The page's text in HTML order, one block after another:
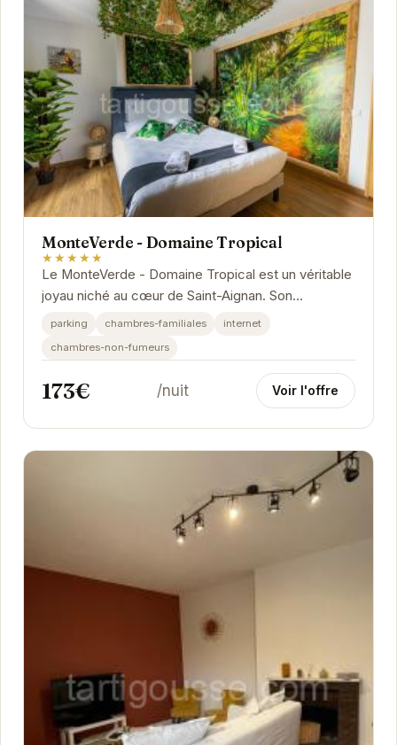
MonteVerde - Domaine Tropical
★★★★★
Le MonteVerde - Domaine Tropical est un véritable
joyau niché au cœur de Saint-Aignan. Son
atmosphère chaleureuse et ses équipements
parking chambres-familiales
internet
chambres-non-fumeurs
173€ /nuit Voir l'offre